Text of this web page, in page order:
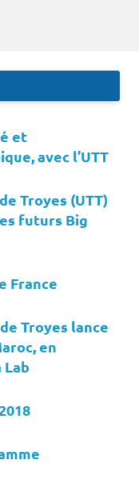
et
avec l’UTT
Troyes (UTT)
futurs Big
France
Troyes lance
en